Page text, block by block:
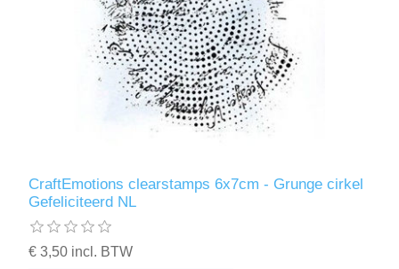
CraftEmotions clearstamps 6x7cm - Grunge cirkel
Gefeliciteerd NL
€ 3,50 incl. BTW